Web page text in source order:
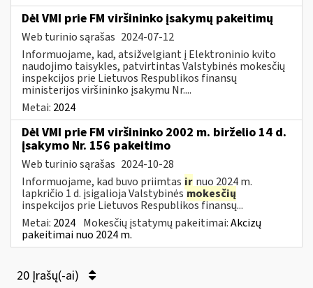
Dėl VMI prie FM viršininko įsakymų pakeitimų
Web turinio sąrašas 2024-07-12
Informuojame, kad, atsižvelgiant į Elektroninio kvito
naudojimo taisykles, patvirtintas Valstybinės mokesčių
inspekcijos prie Lietuvos Respublikos finansų
ministerijos viršininko įsakymu Nr....
Metai: 2024
Dėl VMI prie FM viršininko 2002 m. birželio 14 d.
įsakymo Nr. 156 pakeitimo
Web turinio sąrašas 2024-10-28
Informuojame, kad buvo priimtas ir nuo 2024 m.
lapkričio 1 d. įsigalioja Valstybinėsmokesčių
inspekcijos prie Lietuvos Respublikos finansų...
Metai: 2024 Mokesčių įstatymų pakeitimai:Akcizų
pakeitimai nuo 2024 m.
20 Įrašų(-ai)